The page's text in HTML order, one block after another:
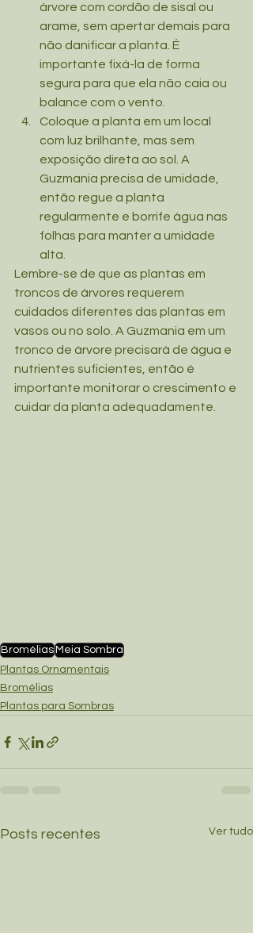
árvore com cordão de sisal ou
arame, sem apertar demais para
não danificar a planta. É
importante fixá-la de forma
segura para que ela não caia ou
balance com o vento.
Coloque a planta em um local
com luz brilhante, mas sem
exposição direta ao sol. A
Guzmania precisa de umidade,
então regue a planta
regularmente e borrife água nas
folhas para manter a umidade
alta.
Lembre-se de que as plantas em
troncos de árvores requerem
cuidados diferentes das plantas em
vasos ou no solo. A Guzmania em um
tronco de árvore precisará de água e
nutrientes suficientes, então é
importante monitorar o crescimento e
cuidar da planta adequadamente.
Bromélias Meia Sombra
Plantas Ornamentais
Bromélias
Plantas para Sombras
Posts recentes Ver tudo